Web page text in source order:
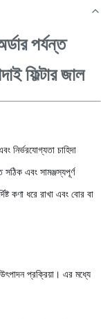
পর্যন্ত
ফিল্টার জাল
নির্ভরযোগ্যতা চাহিদা
এবং সামঞ্জস্যপূর্ণ
কণা ধরে রাখা এবং বোর বা
প্রক্রিয়া। এর মধ্যে